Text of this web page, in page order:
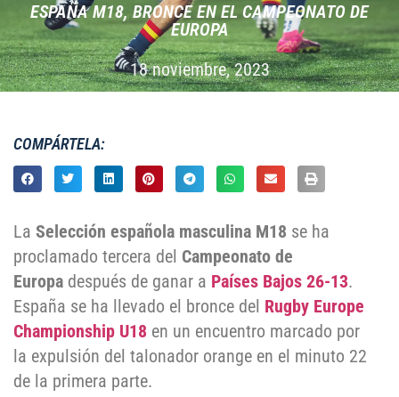
ESPAÑA M18, BRONCE EN EL CAMPEONATO DE
EUROPA
18 noviembre, 2023
COMPÁRTELA:
La Selección española masculina M18 se ha
proclamado tercera del Campeonato de
Europa después de ganar a Países Bajos 26-13.
España se ha llevado el bronce del Rugby Europe
Championship U18 en un encuentro marcado por
la expulsión del talonador orange en el minuto 22
de la primera parte.